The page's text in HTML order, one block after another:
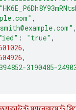
,
,
: "true" ,
,
,
3190485-